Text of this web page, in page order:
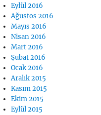
Eylül 2016
Ağustos 2016
Mayıs 2016
Nisan 2016
Mart 2016
Şubat 2016
Ocak 2016
Aralık 2015
Kasım 2015
Ekim 2015
Eylül 2015